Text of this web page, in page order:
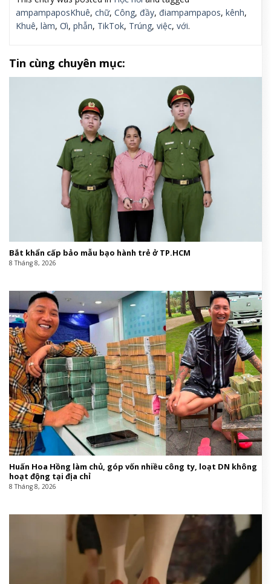
ampampaposKhuê, chữ, Công, đầy, điampampapos, kênh,
Khuê, làm, Ơi, phẫn, TikTok, Trúng, việc, với.
Tin cùng chuyên mục:
Bắt khẩn cấp bảo mẫu bạo hành trẻ ở TP.HCM
8 Tháng 8, 2026
Huấn Hoa Hồng làm chủ, góp vốn nhiều công ty, loạt DN không
hoạt động tại địa chỉ
8 Tháng 8, 2026